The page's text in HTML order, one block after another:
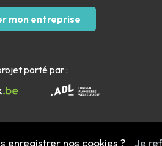
mon entreprise
porté par :
2022 - 2026 plombieres.info
enregistrer nos cookies ? Je